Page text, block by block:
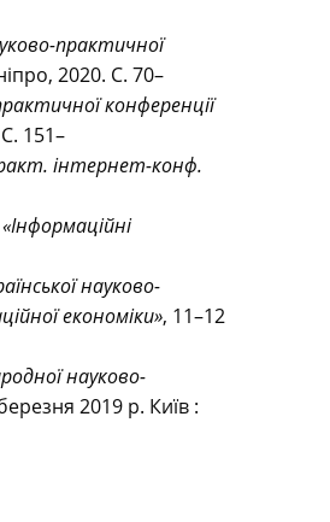
практичної
2020. С. 70–
конференції
151–
інтернет-конф.
науково-
економіки», 11–12
науково-
2019 р. Київ :